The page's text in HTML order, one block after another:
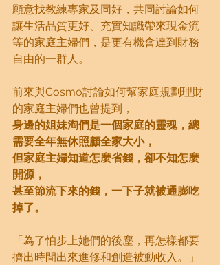
願意找教練專家及同好，共同討論如何
讓生活品質更好、充實知識帶來現金流
等的家庭主婦們，是更有機會達到財務
自由的一群人。
前來與Cosmo討論如何幫家庭規劃理財
的家庭主婦們也曾提到，
身邊的姐妹淘們是一個家庭的靈魂，總
需要全年無休照顧全家大小，
但家庭主婦知道怎麼省錢，卻不知怎麼
開源，
甚至節流下來的錢，一下子就被通膨吃
掉了。
「為了怕步上她們的後塵，再怎樣都要
擠出時間出來進修和創造被動收入。」